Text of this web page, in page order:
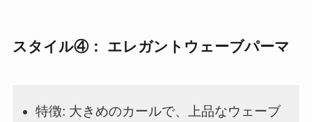
スタイル④： エレガントウェーブパーマ
特徴: 大きめのカールで、上品なウェーブ